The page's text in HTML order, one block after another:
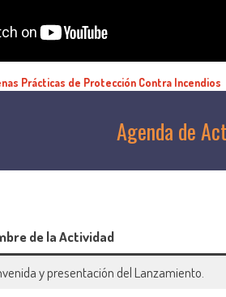
Prácticas de Protección Contra Incendios
Agenda de
de la Actividad
y presentación del Lanzamiento.